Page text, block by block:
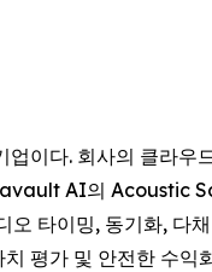
이다. 회사의 클라우
AI의 Acoustic
타이밍, 동기화, 다
평가 및 안전한 수익